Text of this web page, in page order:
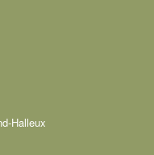
Halleux